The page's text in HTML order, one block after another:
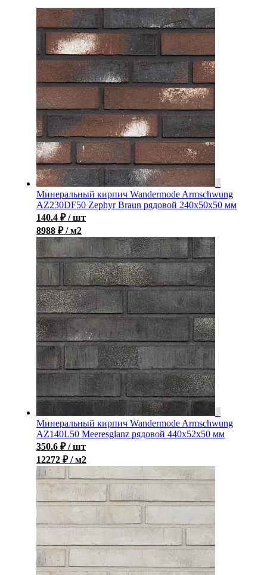
Минеральный кирпич Wandermode Armschwung
AZ230DF50 Zephyr Braun рядовой 240x50x50 мм
140.4 ₽ / шт
8988 ₽ / м2
Минеральный кирпич Wandermode Armschwung
AZ140L50 Meeresglanz рядовой 440x52x50 мм
350.6 ₽ / шт
12272 ₽ / м2